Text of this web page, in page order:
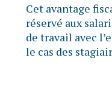
Cet avantage
réservé aux
de travail avec
le cas des